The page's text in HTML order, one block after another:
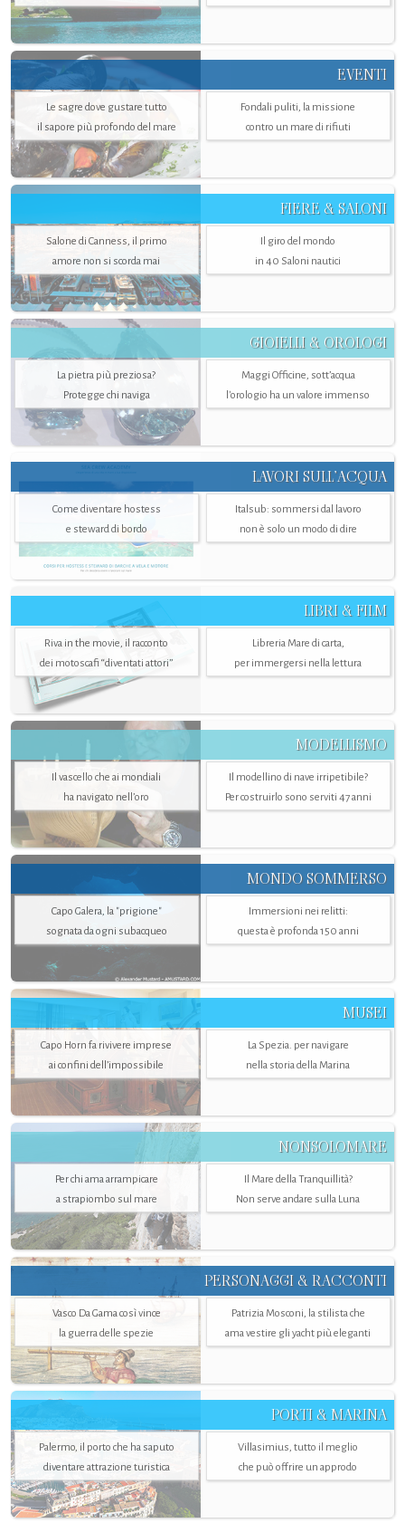
EVENTI
Le sagre dove gustare tutto
il sapore più profondo del mare
Fondali puliti, la missione
contro un mare di rifiuti
FIERE & SALONI
Salone di Canness, il primo
amore non si scorda mai
Il giro del mondo
in 40 Saloni nautici
GIOIELLI & OROLOGI
La pietra più preziosa?
Protegge chi naviga
Maggi Officine, sott’acqua
l'orologio ha un valore immenso
LAVORI SULL’ACQUA
Come diventare hostess
e steward di bordo
Italsub: sommersi dal lavoro
non è solo un modo di dire
LIBRI & FILM
Riva in the movie, il racconto
dei motoscafi “diventati attori”
Libreria Mare di carta,
per immergersi nella lettura
MODELLISMO
Il vascello che ai mondiali
ha navigato nell’oro
Il modellino di nave irripetibile?
Per costruirlo sono serviti 47 anni
MONDO SOMMERSO
Capo Galera, la "prigione"
sognata da ogni subacqueo
Immersioni nei relitti:
questa è profonda 150 anni
MUSEI
Capo Horn fa rivivere imprese
ai confini dell’impossibile
La Spezia. per navigare
nella storia della Marina
NONSOLOMARE
Per chi ama arrampicare
a strapiombo sul mare
Il Mare della Tranquillità?
Non serve andare sulla Luna
PERSONAGGI & RACCONTI
Vasco Da Gama così vince
la guerra delle spezie
Patrizia Mosconi, la stilista che
ama vestire gli yacht più eleganti
PORTI & MARINA
Palermo, il porto che ha saputo
diventare attrazione turistica
Villasimius, tutto il meglio
che può offrire un approdo